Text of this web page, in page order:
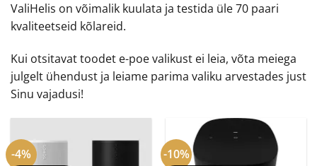
ValiHelis on võimalik kuulata ja testida üle 70 paari
kvaliteetseid kõlareid.
Kui otsitavat toodet e-poe valikust ei leia, võta meiega
julgelt ühendust ja leiame parima valiku arvestades just
Sinu vajadusi!
-4% -10%